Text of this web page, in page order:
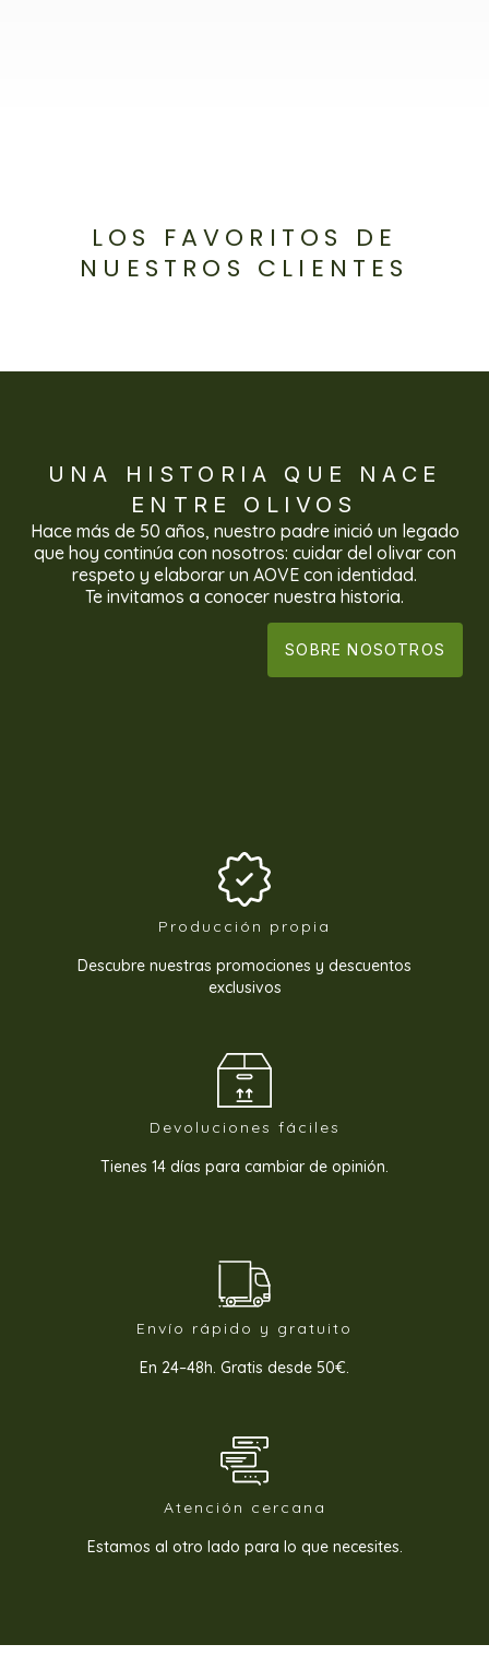
LOS FAVORITOS DE
NUESTROS CLIENTES
UNA HISTORIA QUE NACE
ENTRE OLIVOS
Hace más de 50 años, nuestro padre inició un legado
que hoy continúa con nosotros: cuidar del olivar con
respeto y elaborar un AOVE con identidad.
Te invitamos a conocer nuestra historia.
SOBRE NOSOTROS
Producción propia
Descubre nuestras promociones y descuentos
exclusivos
Devoluciones fáciles
Tienes 14 días para cambiar de opinión.
Envío rápido y gratuito
En 24–48h. Gratis desde 50€.
Atención cercana
Estamos al otro lado para lo que necesites.